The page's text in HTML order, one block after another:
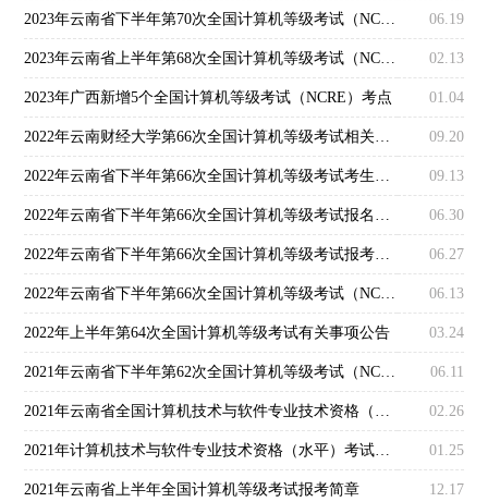
2023年云南省下半年第70次全国计算机等级考试（NCRE）报考简章 06.19
2023年云南省上半年第68次全国计算机等级考试（NCRE）报考简章 02.13
2023年广西新增5个全国计算机等级考试（NCRE）考点 01.04
2022年云南财经大学第66次全国计算机等级考试相关通知 09.20
2022年云南省下半年第66次全国计算机等级考试考生须知 09.13
2022年云南省下半年第66次全国计算机等级考试报名通知 06.30
2022年云南省下半年第66次全国计算机等级考试报考通知 06.27
2022年云南省下半年第66次全国计算机等级考试（NCRE）报考简章 06.13
2022年上半年第64次全国计算机等级考试有关事项公告 03.24
2021年云南省下半年第62次全国计算机等级考试（NCRE）报考简章 06.11
2021年云南省全国计算机技术与软件专业技术资格（水平）考试通知 02.26
2021年计算机技术与软件专业技术资格（水平）考试介绍 01.25
2021年云南省上半年全国计算机等级考试报考简章 12.17